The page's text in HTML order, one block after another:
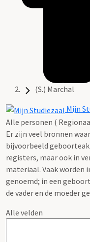
(S.) Marchal
Mijn
Alle personen (
Er zijn veel bronnen
bijvoorbeeld
registers, maar ook in
materiaal. Vaak worden
genoemd; in een
de vader en de moeder
Alle velden